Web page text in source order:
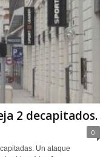
2 decapitados.
0
Un ataque